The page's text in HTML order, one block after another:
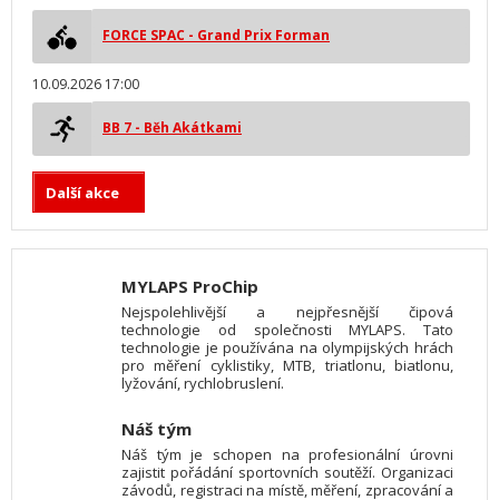
FORCE SPAC - Grand Prix Forman
10.09.2026 17:00
BB 7 - Běh Akátkami
Další akce
MYLAPS ProChip
Nejspolehlivější a nejpřesnější čipová
technologie od společnosti MYLAPS. Tato
technologie je používána na olympijských hrách
pro měření cyklistiky, MTB, triatlonu, biatlonu,
lyžování, rychlobruslení.
Náš tým
Náš tým je schopen na profesionální úrovni
zajistit pořádání sportovních soutěží. Organizaci
závodů, registraci na místě, měření, zpracování a